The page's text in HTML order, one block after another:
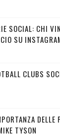
SOCIAL: CHI
SU
CLUBS
DELLE
TYSON